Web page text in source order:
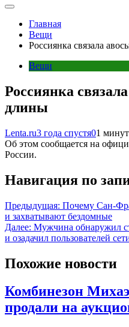
Главная
Вещи
Россиянка связала
Вещи
Россиянка
длины
Lenta.ru3 года спустя01
Об этом сообщается на
России.
Навигация по
Предыдущая: Почему Сан-
и захватывают бездомные
Далее: Мужчина обнаружил
и озадачил пользователей
Похожие новости
Комбинезон
продали на